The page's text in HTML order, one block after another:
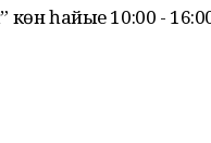
көн һайые 10:00 -